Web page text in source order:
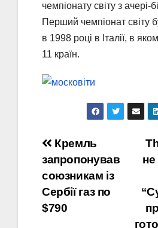
чемпіонату світу з ачері-
Перший чемпіонат світу
в 1998 році в Італії, в
11 країн.
Навігація
записів
Кремль
запропонував
союзникам із
Сербії газ по
$790